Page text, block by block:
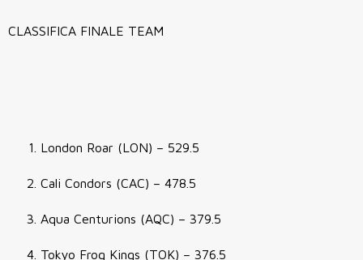
CLASSIFICA FINALE TEAM
London Roar (LON) – 529.5
Cali Condors (CAC) – 478.5
Aqua Centurions (AQC) – 379.5
Tokyo Frog Kings (TOK) – 376.5